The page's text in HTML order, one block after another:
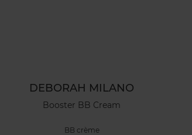
DEBORAH MILANO
Booster BB Cream
BB crème